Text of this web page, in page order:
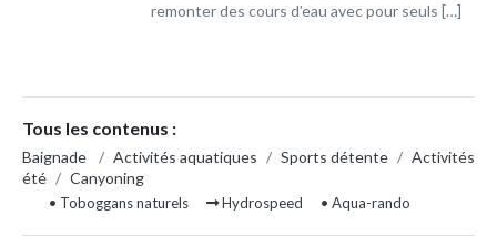
remonter des cours d’eau avec pour seuls […]
Tous les contenus :
Baignade / Activités aquatiques / Sports détente / Activités
été / Canyoning
• Toboggans naturels Hydrospeed • Aqua-rando